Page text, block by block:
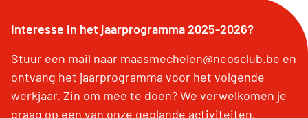
Interesse in het jaarprogramma 2025-2026?
Stuur een mail naar maasmechelen@neosclub.be en
ontvang het jaarprogramma voor het volgende
werkjaar. Zin om mee te doen? We verwelkomen je
graag op een van onze geplande activiteiten.